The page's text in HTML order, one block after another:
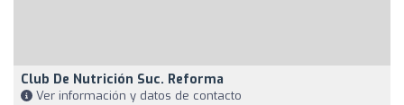
Club De Nutrición Suc. Reforma
Ver información y datos de contacto